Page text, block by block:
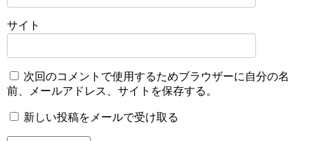
サイト
次回のコメントで使用するためブラウザーに自分の名
前、メールアドレス、サイトを保存する。
新しい投稿をメールで受け取る